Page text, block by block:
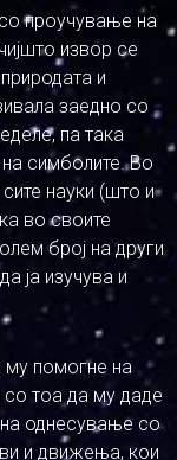
проучување на
извор се
и
заедно со
па така
на симболите. Во
науки (што и
во своите
број на други
ја изучува и
му помогне на
со тоа да му даде
однесување со
и движења, кои